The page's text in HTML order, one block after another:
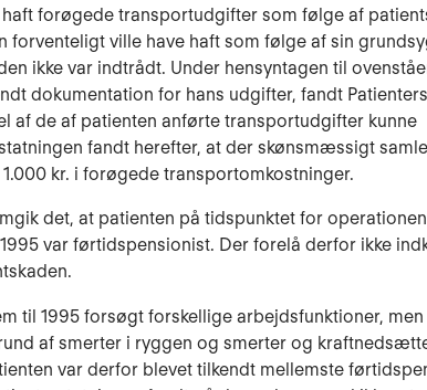
forøgede transportudgifter som følge af
forventeligt ville have haft som følge af sin
ikke var indtrådt. Under hensyntagen til
dokumentation for hans udgifter, fandt
af de af patienten anførte transportudgifter kunne
fandt herefter, at der skønsmæssigt
kr. i forøgede transportomkostninger.
det, at patienten på tidspunktet for
var førtidspensionist. Der forelå derfor ikke
til 1995 forsøgt forskellige arbejdsfunktioner,
af smerter i ryggen og smerter og
var derfor blevet tilkendt mellemste